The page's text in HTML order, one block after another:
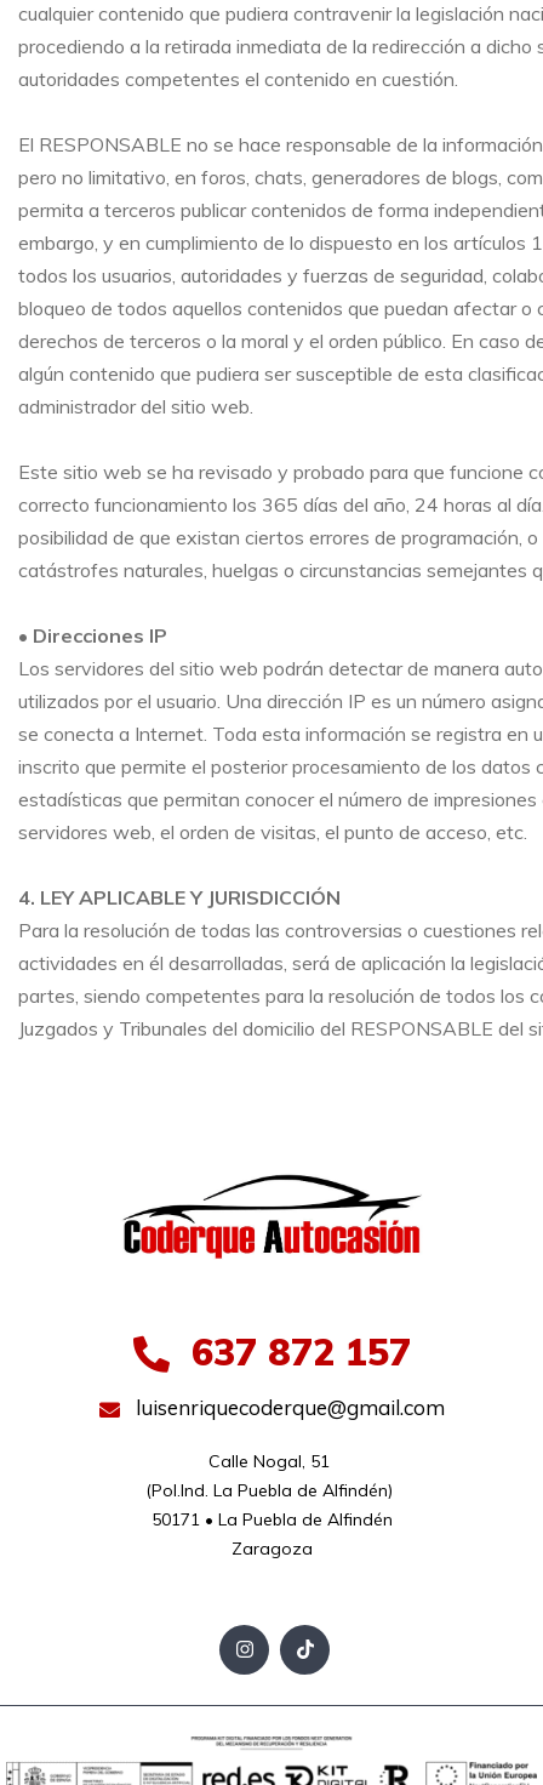
cualquier contenido que pudiera contravenir la legislación
procediendo a la retirada inmediata de la redirección a
autoridades competentes el contenido en cuestión.
El RESPONSABLE no se hace responsable de la
pero no limitativo, en foros, chats, generadores de blogs,
permita a terceros publicar contenidos de forma
embargo, y en cumplimiento de lo dispuesto en los artículos
todos los usuarios, autoridades y fuerzas de seguridad,
bloqueo de todos aquellos contenidos que puedan afectar
derechos de terceros o la moral y el orden público. En caso
algún contenido que pudiera ser susceptible de esta
administrador del sitio web.
Este sitio web se ha revisado y probado para que funcione
correcto funcionamiento los 365 días del año, 24 horas al
posibilidad de que existan ciertos errores de programación,
catástrofes naturales, huelgas o circunstancias semejantes
• Direcciones IP
Los servidores del sitio web podrán detectar de manera
utilizados por el usuario. Una dirección IP es un número
se conecta a Internet. Toda esta información se registra en
inscrito que permite el posterior procesamiento de los
estadísticas que permitan conocer el número de
servidores web, el orden de visitas, el punto de acceso, etc.
4. LEY APLICABLE Y JURISDICCIÓN
Para la resolución de todas las controversias o cuestiones
actividades en él desarrolladas, será de aplicación la
partes, siendo competentes para la resolución de todos los
Juzgados y Tribunales del domicilio del RESPONSABLE del
637 872 157
luisenriquecoderque@gmail.com
Calle Nogal, 51
(Pol.Ind. La Puebla de Alfindén)
50171 • La Puebla de Alfindén
Zaragoza